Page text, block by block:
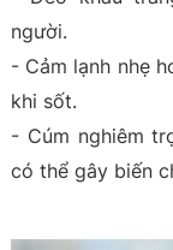
người.
- Cảm lạnh nhẹ
khi sốt.
- Cúm nghiêm
có thể gây biến